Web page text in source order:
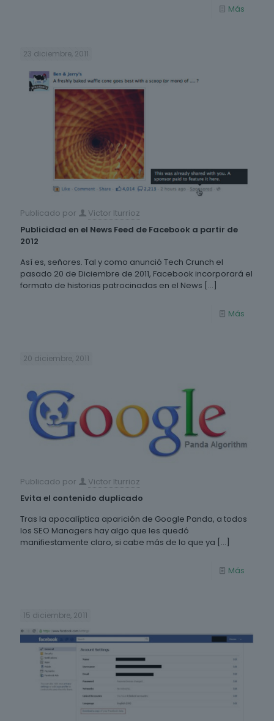
Más
23 diciembre, 2011
Publicado por
Victor Iturrioz
Publicidad en el News Feed de Facebook a partir de
2012
Así es, señores. Tal y como anunció Tech Crunch el
pasado 20 de Diciembre de 2011, Facebook incorporará el
formato de historias patrocinadas en el News […]
Más
20 diciembre, 2011
Publicado por
Victor Iturrioz
Evita el contenido duplicado
Tras la apocalíptica aparición de Google Panda, a todos
los SEO Managers hay algo que les quedó
manifiestamente claro, si cabe más de lo que ya […]
Más
15 diciembre, 2011